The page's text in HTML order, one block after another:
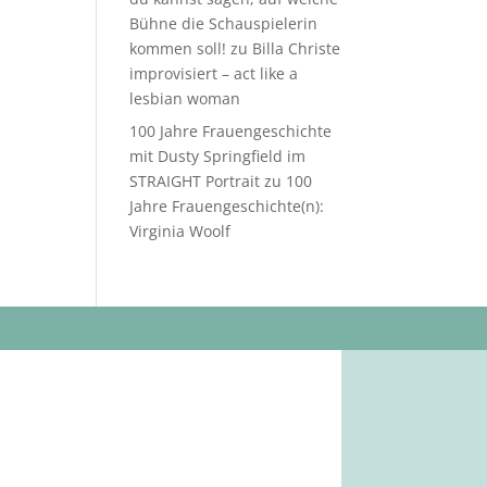
Bühne die Schauspielerin
kommen soll! zu Billa Christe
improvisiert – act like a
lesbian woman
100 Jahre Frauengeschichte
mit Dusty Springfield im
STRAIGHT Portrait zu 100
Jahre Frauengeschichte(n):
Virginia Woolf